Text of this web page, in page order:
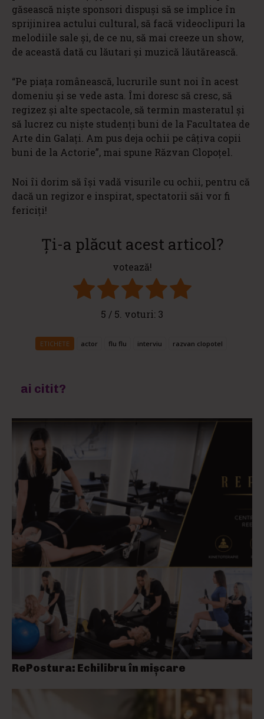
găsească nişte sponsori dispuşi să se implice în
sprijinirea actului cultural, să facă videoclipuri la
melodiile sale şi, de ce nu, să mai creeze un show,
de această dată cu lăutari şi muzică lăutărească.
“Pe piaţa românească, lucrurile sunt noi în acest
domeniu şi se vede asta. Îmi doresc să cresc, să
regizez şi alte spectacole, să termin masteratul şi
să lucrez cu nişte studenţi buni de la Facultatea de
Arte din Galaţi. Am pus deja ochii pe câţiva copii
buni de la Actorie”, mai spune Răzvan Clopoţel.
Noi îi dorim să îşi vadă visurile cu ochii, pentru că
dacă un regizor e inspirat, spectatorii săi vor fi
fericiţi!
Ți-a plăcut acest articol?
votează!
5 / 5. voturi: 3
ETICHETE actor flu flu interviu razvan clopotel
ai citit?
RePostura: Echilibru în mișcare